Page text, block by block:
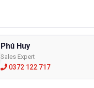
Phú Huy
Sales Expert
0372 122 717